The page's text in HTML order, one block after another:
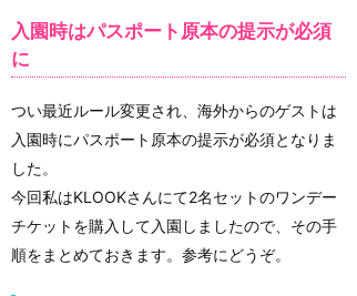
入園時はパスポート原本の提示が必須
に
つい最近ルール変更され、海外からのゲストは
入園時にパスポート原本の提示が必須となりま
した。
今回私はKLOOKさんにて2名セットのワンデー
チケットを購入して入園しましたので、その手
順をまとめておきます。参考にどうぞ。